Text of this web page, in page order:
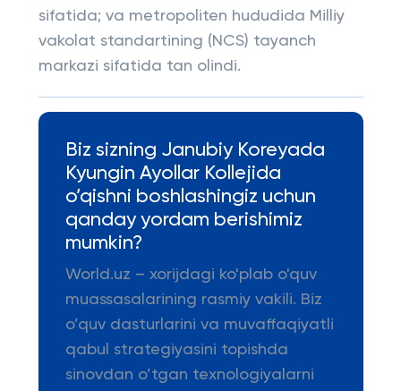
sifatida; va metropoliten hududida Milliy
vakolat standartining (NCS) tayanch
markazi sifatida tan olindi.
Biz sizning Janubiy Koreyada
Kyungin Ayollar Kollejida
o’qishni boshlashingiz uchun
qanday yordam berishimiz
mumkin?
World.uz – xorijdagi ko'plab o'quv
muassasalarining rasmiy vakili. Biz
o’quv dasturlarini va muvaffaqiyatli
qabul strategiyasini topishda
sinovdan o’tgan texnologiyalarni